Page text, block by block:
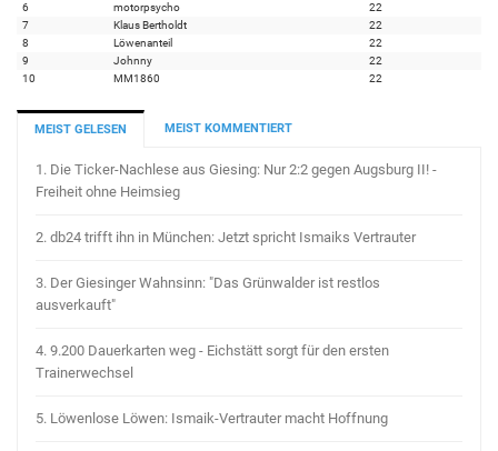
6
motorpsycho
22
7
Klaus Bertholdt
22
8
Löwenanteil
22
9
Johnny
22
10
MM1860 22
MEIST GELESEN MEIST KOMMENTIERT
1. Die Ticker-Nachlese aus Giesing: Nur 2:2 gegen Augsburg II! -
Freiheit ohne Heimsieg
2. db24 trifft ihn in München: Jetzt spricht Ismaiks Vertrauter
3. Der Giesinger Wahnsinn: "Das Grünwalder ist restlos
ausverkauft"
4. 9.200 Dauerkarten weg - Eichstätt sorgt für den ersten
Trainerwechsel
5. Löwenlose Löwen: Ismaik-Vertrauter macht Hoffnung